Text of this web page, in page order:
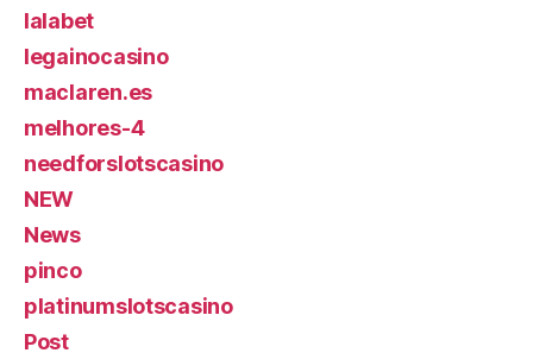
lalabet
legainocasino
maclaren.es
melhores-4
needforslotscasino
NEW
News
pinco
platinumslotscasino
Post